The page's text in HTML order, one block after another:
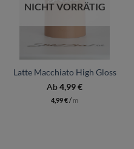
NICHT VORRÄTIG
Latte Macchiato High Gloss
Ab4,99€
4,99€ / m